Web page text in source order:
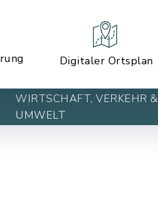
Digitaler Ortsplan
WIRTSCHAFT, VERKEHR &
UMWELT